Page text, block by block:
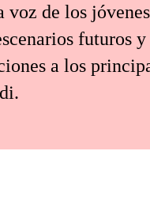
voz de los
futuros y
a los